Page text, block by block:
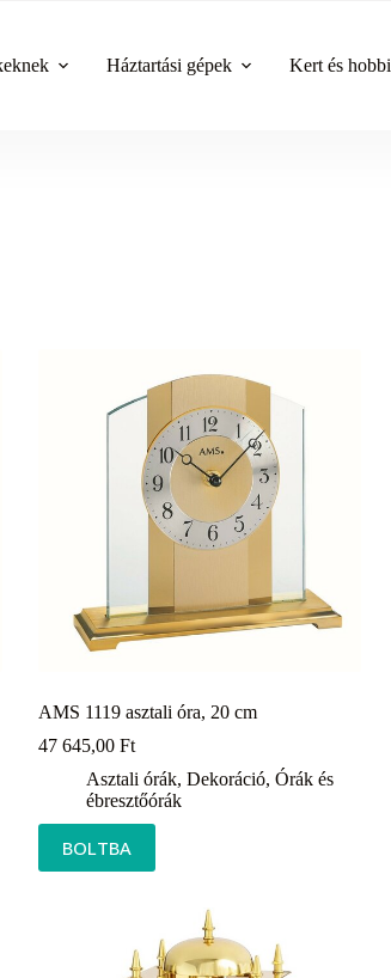
Háztartási gépek Kert és hobbi
AMS 1119 asztali óra, 20 cm
47 645,00 Ft
Asztali órák, Dekoráció, Órák és
ébresztőórák
BOLTBA